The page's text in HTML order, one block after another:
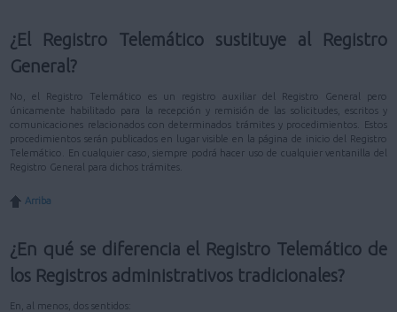
¿El Registro Telemático sustituye al Registro
General?
No, el Registro Telemático es un registro auxiliar del Registro General pero
únicamente habilitado para la recepción y remisión de las solicitudes, escritos y
comunicaciones relacionados con determinados trámites y procedimientos. Estos
procedimientos serán publicados en lugar visible en la página de inicio del Registro
Telemático. En cualquier caso, siempre podrá hacer uso de cualquier ventanilla del
Registro General para dichos trámites.
Arriba
¿En qué se diferencia el Registro Telemático de
los Registros administrativos tradicionales?
En, al menos, dos sentidos: